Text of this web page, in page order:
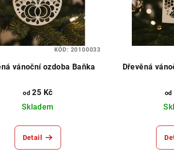
vánoční ozdoba Baňka
od25 Kč
Skladem
Detail
KÓD: 20100033
Dřevěná
od